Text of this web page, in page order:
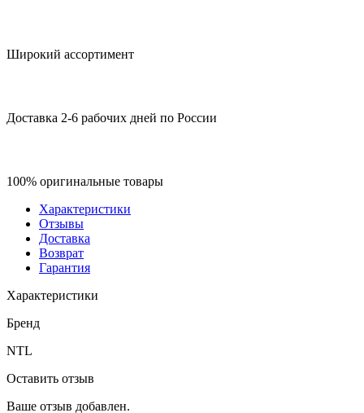
Широкий ассортимент
Доставка 2-6 рабочих дней по России
100% оригинальные товары
Характеристики
Отзывы
Доставка
Возврат
Гарантия
Характеристики
Бренд
NTL
Оставить отзыв
Ваше отзыв добавлен.